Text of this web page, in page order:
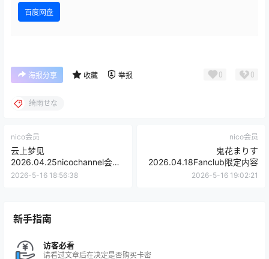
百度网盘
海报分享 收藏 举报 0 0
绮雨せな
nico会员
云上梦见
2026.04.25nicochannel会员
限定
2026-5-16 18:56:38
nico会员
鬼花まりす
2026.04.18Fanclub限定内容
2026-5-16 19:02:21
新手指南
访客必看
请看过文章后在决定是否购买卡密